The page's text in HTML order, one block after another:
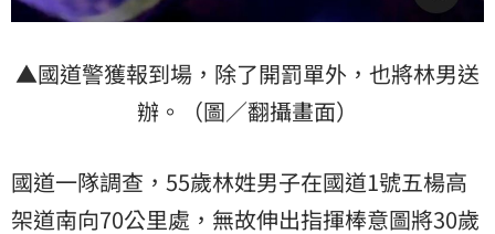
▲國道警獲報到場，除了開罰單外，也將林男送
辦。（圖／翻攝畫面）
國道一隊調查，55歲林姓男子在國道1號五楊高
架道南向70公里處，無故伸出指揮棒意圖將30歲